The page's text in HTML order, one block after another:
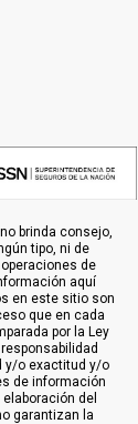
brinda consejo,
tipo, ni de
de
aquí
en este sitio son
que en cada
por la Ley
y/o exactitud y/o
de información
del
garantizan la